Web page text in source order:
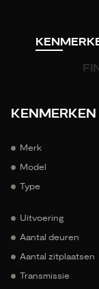
KENMERKEN
Merk
Model
Type
Uitvoering
Aantal deuren
Aantal zitplaatsen
Transmissie